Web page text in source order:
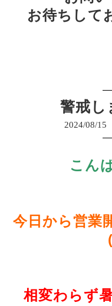
お待ちして
警戒
2024/08/15
こん
今日から営業
相変わらず